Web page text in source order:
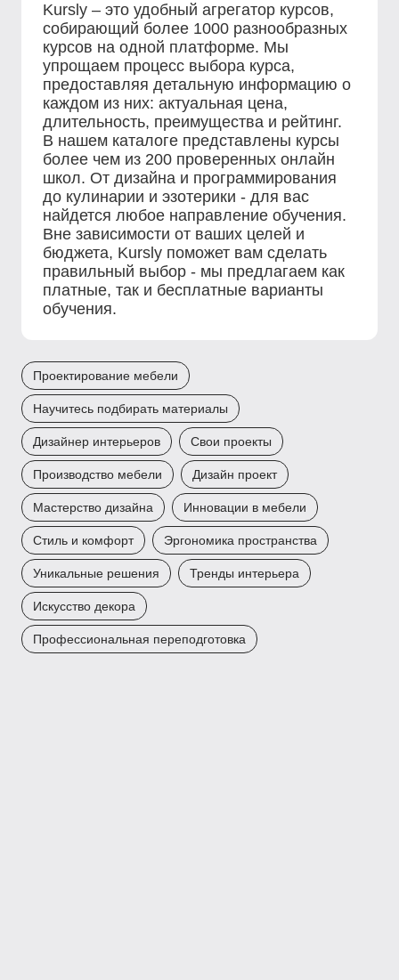
Kursly – это удобный агрегатор курсов,
собирающий более 1000 разнообразных
курсов на одной платформе. Мы
упрощаем процесс выбора курса,
предоставляя детальную информацию о
каждом из них: актуальная цена,
длительность, преимущества и рейтинг.
В нашем каталоге представлены курсы
более чем из 200 проверенных онлайн
школ. От дизайна и программирования
до кулинарии и эзотерики - для вас
найдется любое направление обучения.
Вне зависимости от ваших целей и
бюджета, Kursly поможет вам сделать
правильный выбор - мы предлагаем как
платные, так и бесплатные варианты
обучения.
Проектирование мебели
Научитесь подбирать материалы
Дизайнер интерьеров Свои проекты
Производство мебели Дизайн проект
Мастерство дизайна Инновации в мебели
Стиль и комфорт Эргономика пространства
Уникальные решения Тренды интерьера
Искусство декора
Профессиональная переподготовка